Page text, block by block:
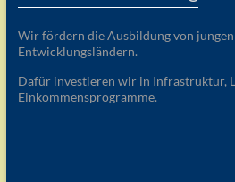
Wir fördern die Ausbildung von
Entwicklungsländern.
Dafür investieren wir in Infrastruktur,
Einkommensprogramme.